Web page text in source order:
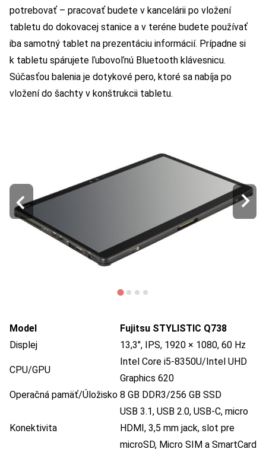
potrebovať – pracovať budete v kancelárii po vložení
tabletu do dokovacej stanice a v teréne budete používať
iba samotný tablet na prezentáciu informácií. Prípadne si
k tabletu spárujete ľubovoľnú Bluetooth klávesnicu.
Súčasťou balenia je dotykové pero, ktoré sa nabíja po
vložení do šachty v konštrukcii tabletu.
Model
Fujitsu STYLISTIC Q738
Displej
13,3″, IPS, 1920 × 1080, 60 Hz
CPU/GPU
Intel Core i5-8350U/Intel UHD
Graphics 620
Operačná pamäť/Úložisko 8 GB DDR3/256 GB SSD
Konektivita
USB 3.1, USB 2.0, USB-C, micro
HDMI, 3,5 mm jack, slot pre
microSD, Micro SIM a SmartCard